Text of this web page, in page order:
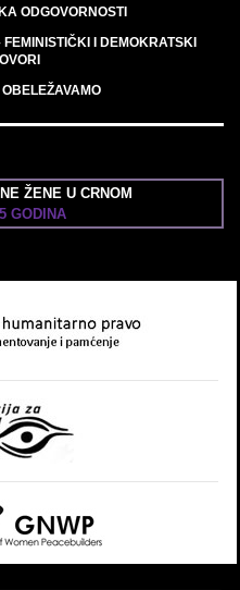
ODGOVORNOSTI
I DEMOKRATSKI
ŽENE U CRNOM
GODINA